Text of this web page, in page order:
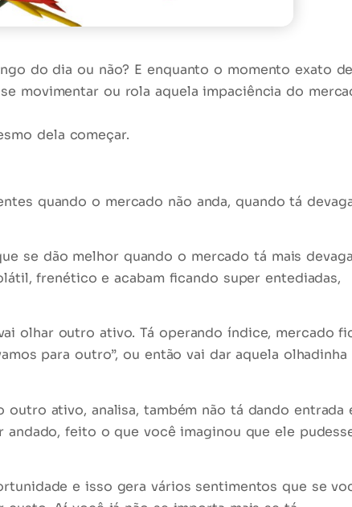
do dia ou não? E enquanto o momento exato
movimentar ou rola aquelaimpaciência do
dela começar.
quando o mercado não anda, quando tá
se dão melhor quando o mercado tá mais
frenético e acabam ficando super entediadas,
olhar outro ativo. Tá operando índice, mercado
para outro”, ou então vai dar aquela olhadinha
outro ativo, analisa, também não tá dando entrada
feito o que você imaginou que ele
e isso gera vários sentimentos que se